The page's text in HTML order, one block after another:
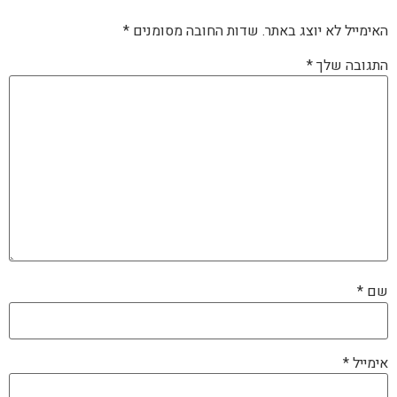
האימייל לא יוצג באתר. שדות החובה מסומנים *
התגובה שלך*
שם *
אימייל*